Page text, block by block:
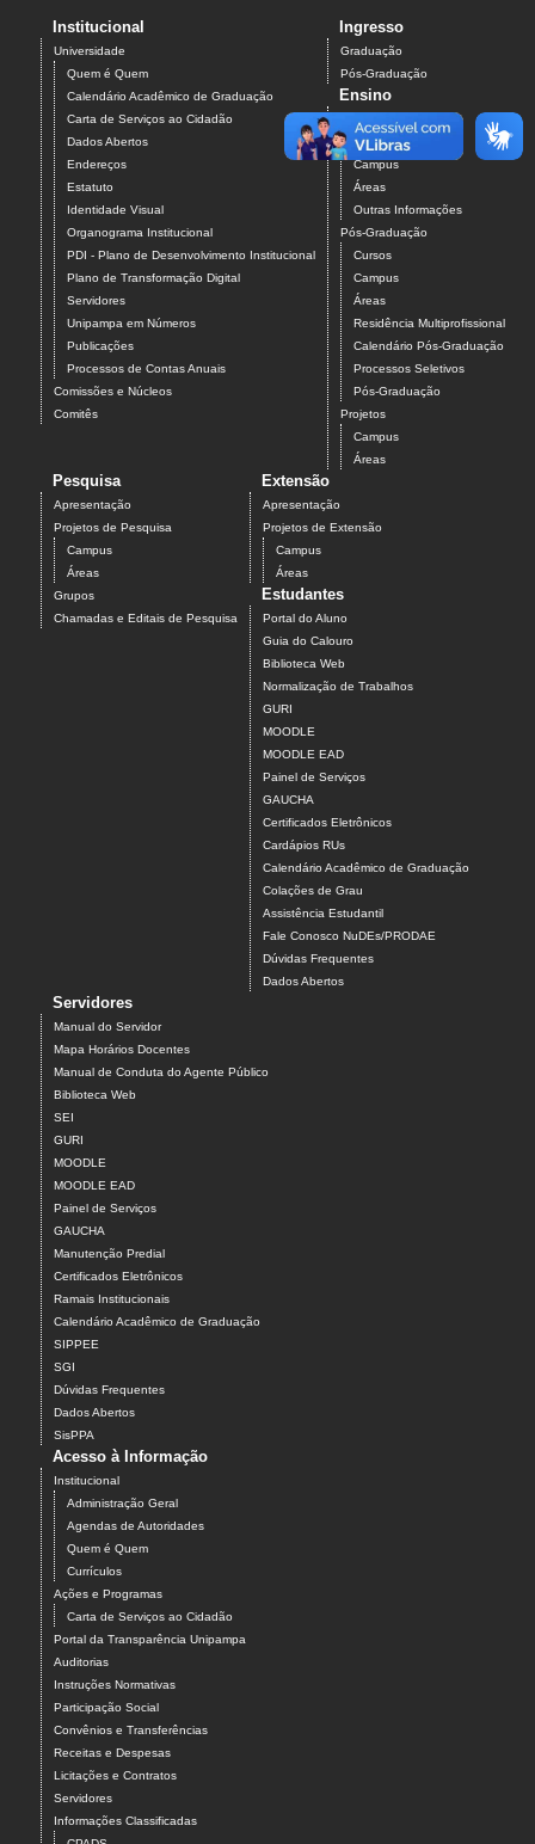
Institucional
Universidade
Quem é Quem
Calendário Acadêmico de Graduação
Carta de Serviços ao Cidadão
Dados Abertos
Endereços
Estatuto
Identidade Visual
Organograma Institucional
PDI - Plano de Desenvolvimento Institucional
Plano de Transformação Digital
Servidores
Unipampa em Números
Publicações
Processos de Contas Anuais
Comissões e Núcleos
Comitês
Ingresso
Graduação
Pós-Graduação
Ensino
Graduação
Cursos
Campus
Áreas
Outras Informações
Pós-Graduação
Cursos
Campus
Áreas
Residência Multiprofissional
Calendário Pós-Graduação
Processos Seletivos
Pós-Graduação
Projetos
Campus
Áreas
Pesquisa
Apresentação
Projetos de Pesquisa
Campus
Áreas
Grupos
Chamadas e Editais de Pesquisa
Extensão
Apresentação
Projetos de Extensão
Campus
Áreas
Estudantes
Portal do Aluno
Guia do Calouro
Biblioteca Web
Normalização de Trabalhos
GURI
MOODLE
MOODLE EAD
Painel de Serviços
GAUCHA
Certificados Eletrônicos
Cardápios RUs
Calendário Acadêmico de Graduação
Colações de Grau
Assistência Estudantil
Fale Conosco NuDEs/PRODAE
Dúvidas Frequentes
Dados Abertos
Servidores
Manual do Servidor
Mapa Horários Docentes
Manual de Conduta do Agente Público
Biblioteca Web
SEI
GURI
MOODLE
MOODLE EAD
Painel de Serviços
GAUCHA
Manutenção Predial
Certificados Eletrônicos
Ramais Institucionais
Calendário Acadêmico de Graduação
SIPPEE
SGI
Dúvidas Frequentes
Dados Abertos
SisPPA
Acesso à Informação
Institucional
Administração Geral
Agendas de Autoridades
Quem é Quem
Currículos
Ações e Programas
Carta de Serviços ao Cidadão
Portal da Transparência Unipampa
Auditorias
Instruções Normativas
Participação Social
Convênios e Transferências
Receitas e Despesas
Licitações e Contratos
Servidores
Informações Classificadas